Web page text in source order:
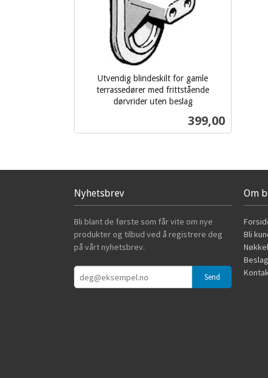
Utvendig blindeskilt for gamle
terrassedører med frittstående
dørvrider uten beslag
Pris
399,00
Nyhetsbrev
Bli blant de første som får vite om nye
produkter og tilbud ved å registrere deg
på vårt nyhetsbrev.
Om
Bli